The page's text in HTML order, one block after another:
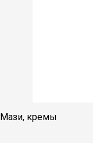
Мази, кремы